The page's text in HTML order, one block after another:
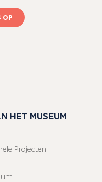
OP
HET MUSEUM
Projecten